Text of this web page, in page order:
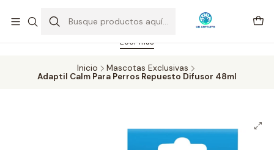
Feriado 21-05-2026 atención hasta las 14 hrs. Envío GRATIS mismo
día solo área Metropolitana Santiago por compras desde CLP 39.900.
Pedidos hasta 16 hrs., sábados y domingos hasta 14 hrs.
Leer más
Inicio
Mascotas Exclusivas
Adaptil Calm Para Perros Repuesto Difusor 48ml